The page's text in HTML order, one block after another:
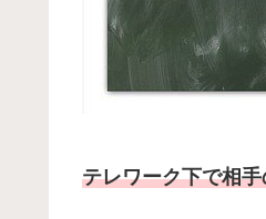
テレワーク下で相